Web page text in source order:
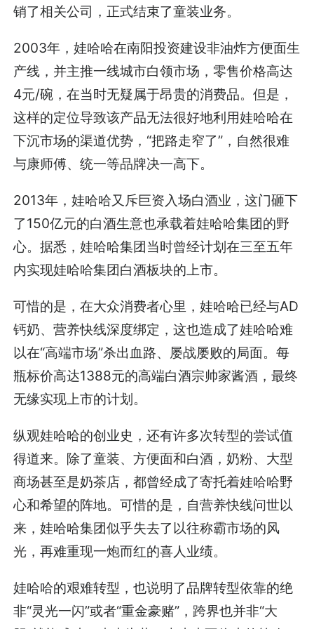
销了相关公司，正式结束了童装业务。
2003年，娃哈哈在南阳投资建设非油炸方便面生
产线，并主推一线城市白领市场，零售价格高达
4元/碗，在当时无疑属于昂贵的消费品。但是，
这样的定位导致该产品无法很好地利用娃哈哈在
下沉市场的渠道优势，“把路走窄了”，自然很难
与康师傅、统一等品牌决一高下。
2013年，娃哈哈又斥巨资入场白酒业，这门砸下
了150亿元的白酒生意也承载着娃哈哈集团的野
心。据悉，娃哈哈集团当时曾经计划在三至五年
内实现娃哈哈集团白酒板块的上市。
可惜的是，在大众消费者心里，娃哈哈已经与AD
钙奶、营养快线深度绑定，这也造成了娃哈哈难
以在“高端市场”杀出血路、屡战屡败的局面。每
瓶标价高达1388元的高端白酒宗帅家酱酒，最终
无缘实现上市的计划。
纵观娃哈哈的创业史，还有许多次转型的尝试值
得道来。除了童装、方便面和白酒，奶粉、大型
商场甚至是奶茶店，都曾经成了寄托着娃哈哈野
心和希望的阵地。可惜的是，自营养快线问世以
来，娃哈哈集团似乎失去了以往称霸市场的风
光，再难重现一炮而红的喜人业绩。
娃哈哈的艰难转型，也说明了品牌转型依靠的绝
非“灵光一闪”或者“重金豪赌”，跨界也并非“大